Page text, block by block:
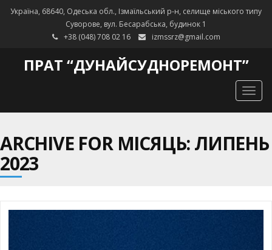
Україна, 68640, Одеська обл., Ізмаїльський р-н, селище міського типу
Суворове, вул. Бесарабська, будинок 1
+38 (048) 708 02 16
izmssrz@gmail.com
ПРАТ “ДУНАЙСУДНОРЕМОНТ”
ARCHIVE FOR МІСЯЦЬ: ЛИПЕНЬ
2023